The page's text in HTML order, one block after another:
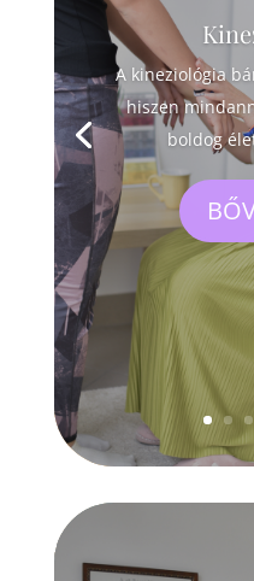
A kineziológia
hiszen
boldog